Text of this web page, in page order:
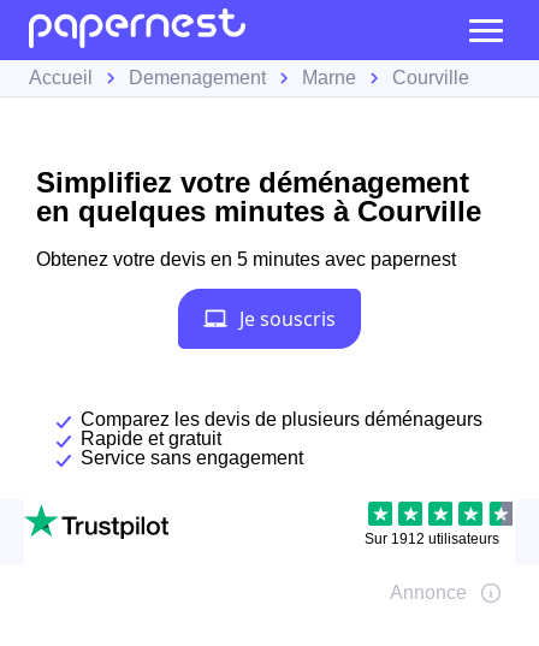
Accueil Demenagement Marne Courville